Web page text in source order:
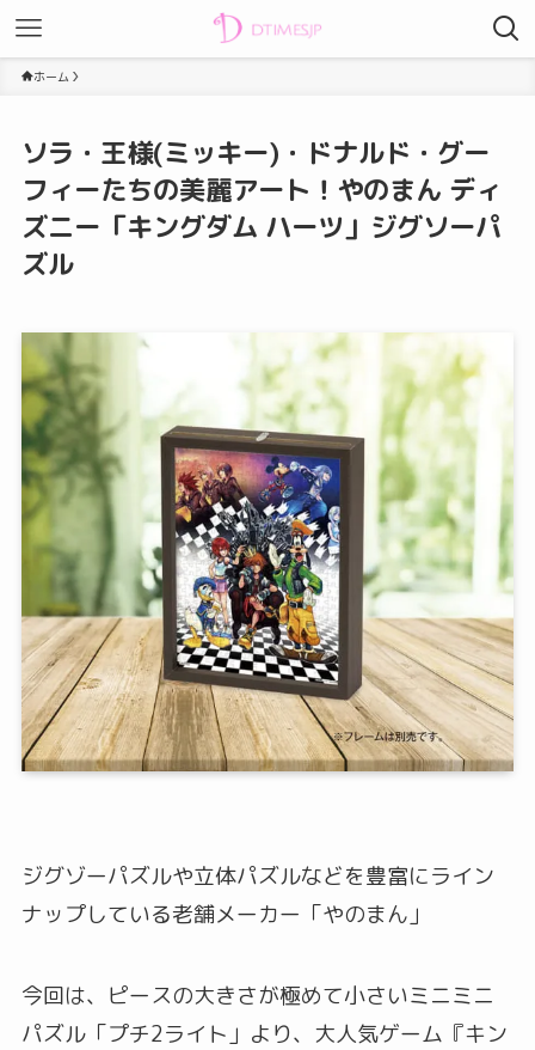
ホーム
ソラ・王様(ミッキー)・ドナルド・グー
フィーたちの美麗アート！やのまん ディ
ズニー「キングダム ハーツ」ジグソーパ
ズル
ジグゾーパズルや立体パズルなどを豊富にライン
ナップしている老舗メーカー「やのまん」
今回は、ピースの大きさが極めて小さいミニミニ
パズル「プチ2ライト」より、大人気ゲーム『キン